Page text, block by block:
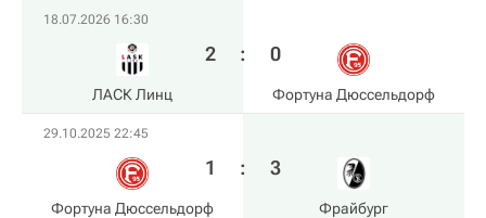
18.07.2026 16:30
ЛАСК Линц
2 : 0
Фортуна Дюссельдорф
29.10.2025 22:45
Фортуна Дюссельдорф
1 : 3
Фрайбург